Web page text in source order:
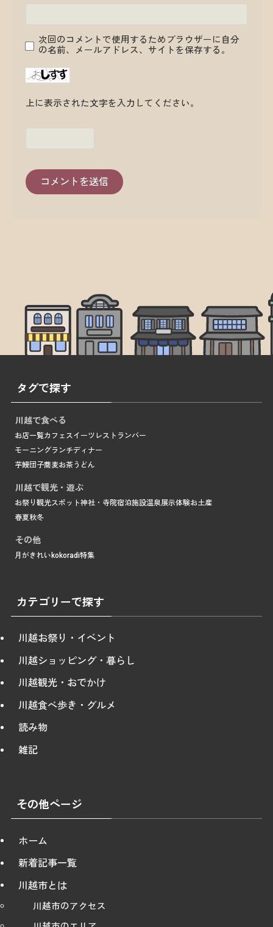
次回のコメントで使用するためブラウザーに自分
の名前、メールアドレス、サイトを保存する。
上に表示された文字を入力してください。
タグで探す
川越で食べる
お店一覧カフェ スイーツ レストランバー
モーニングランチディナー
芋鰻団子蕎麦お茶うどん
川越で観光・遊ぶ
お祭り 観光スポット神社・寺院宿泊施設温泉展示体験お土産
春夏秋冬
その他
月がきれい kokoradi特集
カテゴリーで探す
川越お祭り・イベント
川越ショッピング・暮らし
川越観光・おでかけ
川越食べ歩き・グルメ
読み物
雑記
その他ページ
ホーム
新着記事一覧
川越市とは
川越市のアクセス